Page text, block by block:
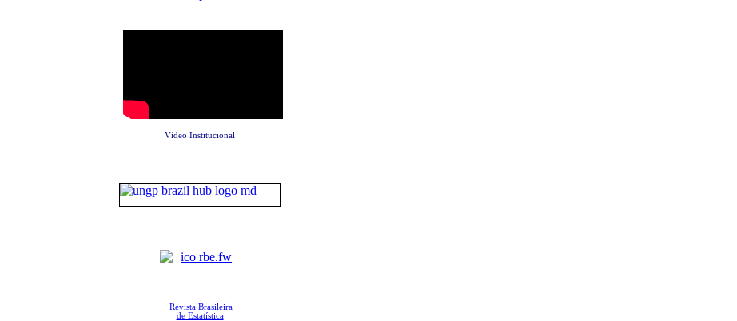
Vídeo Institucional
Revista Brasileira
de Estatística